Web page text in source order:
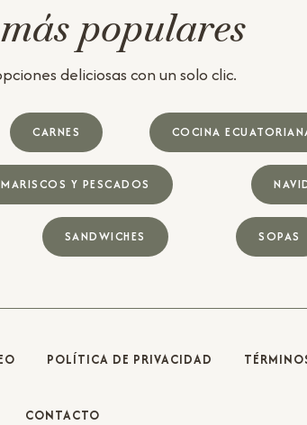
populares
deliciosas con un solo clic.
CARNES COCINA
MARISCOS Y PESCADOS
SANDWICHES SOPAS
POLÍTICA DE PRIVACIDAD
CONTACTO